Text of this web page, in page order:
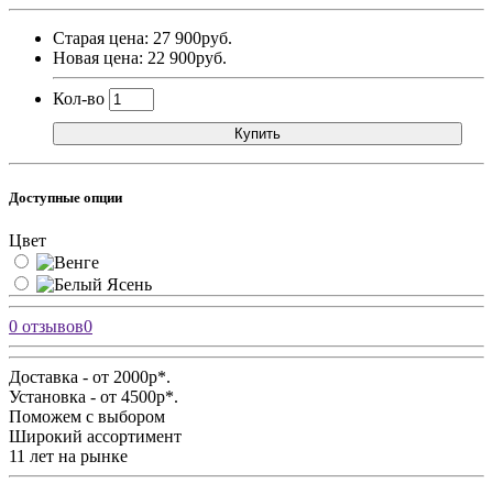
Старая цена: 27 900руб.
Новая цена: 22 900руб.
Кол-во
Купить
Доступные опции
Цвет
0 отзывов0
Доставка - от 2000р*.
Установка - от 4500р*.
Поможем с выбором
Широкий ассортимент
11 лет на рынке